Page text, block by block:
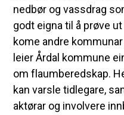
nedbør og vassdrag
godt eigna til å prøve
kome andre kommunar
leier Årdal kommune
om flaumberedskap.
kan varsle tidlegare,
aktørar og involvere